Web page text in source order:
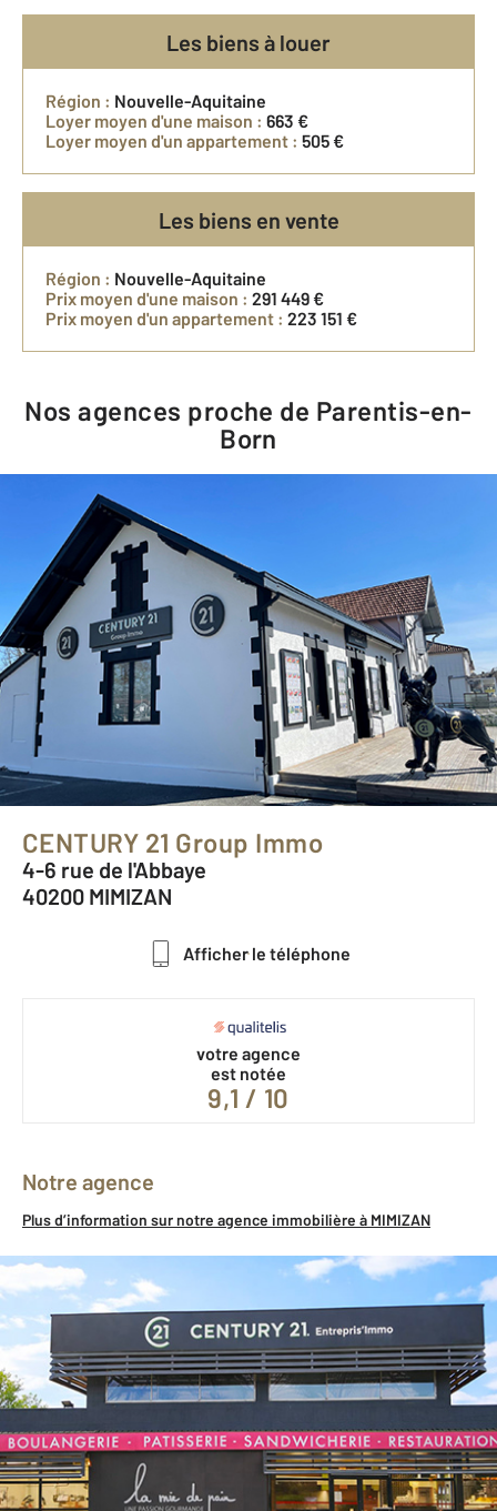
Les biens à louer
Région : Nouvelle-Aquitaine
Loyer moyen d'une maison : 663 €
Loyer moyen d'un appartement : 505 €
Les biens en vente
Région : Nouvelle-Aquitaine
Prix moyen d'une maison : 291 449 €
Prix moyen d'un appartement : 223 151 €
Nos agences proche de Parentis-en-
Born
CENTURY 21 Group Immo
4-6 rue de l'Abbaye
40200 MIMIZAN
Afficher le téléphone
votre agence
est notée
9,1 / 10
Notre agence
Plus d’information sur notre agence immobilière à MIMIZAN